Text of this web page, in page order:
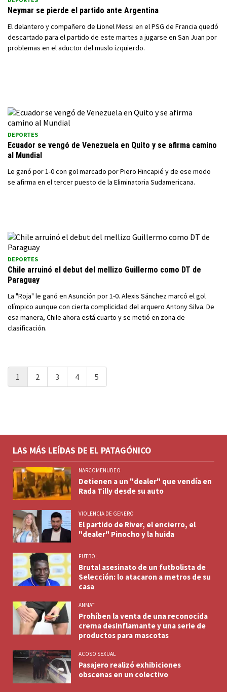
Neymar se pierde el partido ante Argentina
El delantero y compañero de Lionel Messi en el PSG de Francia quedó
descartado para el partido de este martes a jugarse en San Juan por
problemas en el aductor del muslo izquierdo.
DEPORTES
Ecuador se vengó de Venezuela en Quito y se afirma camino
al Mundial
Le ganó por 1-0 con gol marcado por Piero Hincapié y de ese modo
se afirma en el tercer puesto de la Eliminatoria Sudamericana.
DEPORTES
Chile arruinó el debut del mellizo Guillermo como DT de
Paraguay
La "Roja" le ganó en Asunción por 1-0. Alexis Sánchez marcó el gol
olímpico aunque con cierta complicidad del arquero Antony Silva. De
esa manera, Chile ahora está cuarto y se metió en zona de
clasificación.
1 2 3 4 5
LAS MÁS LEÍDAS DE EL PATAGÓNICO
NARCOMENUDEO
Detienen a un "dealer" que vendía en
Rada Tilly desde su auto
VIOLENCIA DE GENERO
El partido de River, el encierro, el
"dealer" Pinocho y la huida
FUTBOL
Brutal asesinato de un futbolista de
Selección: lo atacaron a metros de su
casa
ANMAT
Prohíben la venta de una reconocida
crema desinflamante y una serie de
productos para mascotas
ACOSO SEXUAL
Pasajero realizó exhibiciones
obscenas en un colectivo